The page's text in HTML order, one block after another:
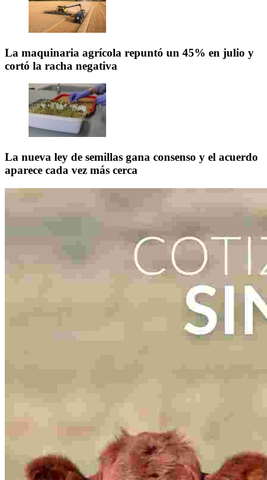
La maquinaria agrícola repuntó un 45% en julio y
cortó la racha negativa
La nueva ley de semillas gana consenso y el acuerdo
aparece cada vez más cerca